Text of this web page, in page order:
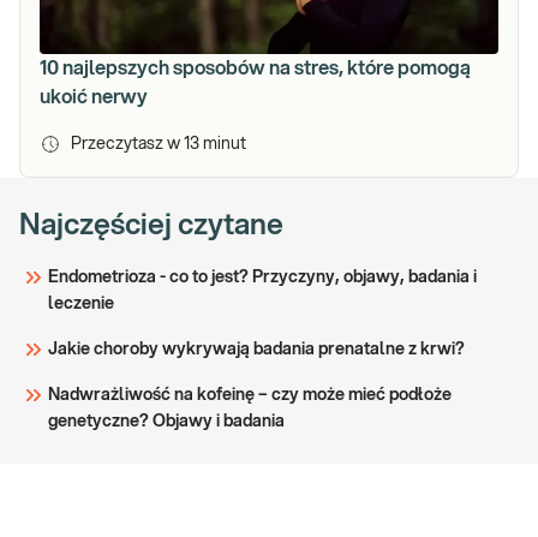
10 najlepszych sposobów na stres, które pomogą
ukoić nerwy
Przeczytasz w 13 minut
Najczęściej czytane
Endometrioza - co to jest? Przyczyny, objawy, badania i
leczenie
Jakie choroby wykrywają badania prenatalne z krwi?
Nadwrażliwość na kofeinę – czy może mieć podłoże
genetyczne? Objawy i badania